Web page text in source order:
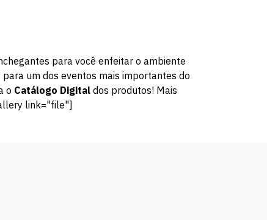
para você enfeitar o ambiente
um dos eventos mais importantes do
o Catálogo Digital dos produtos! Mais
link="file"]